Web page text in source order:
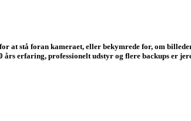
at stå foran kameraet, eller bekymrede for, om
erfaring, professionelt udstyr og flere backups er